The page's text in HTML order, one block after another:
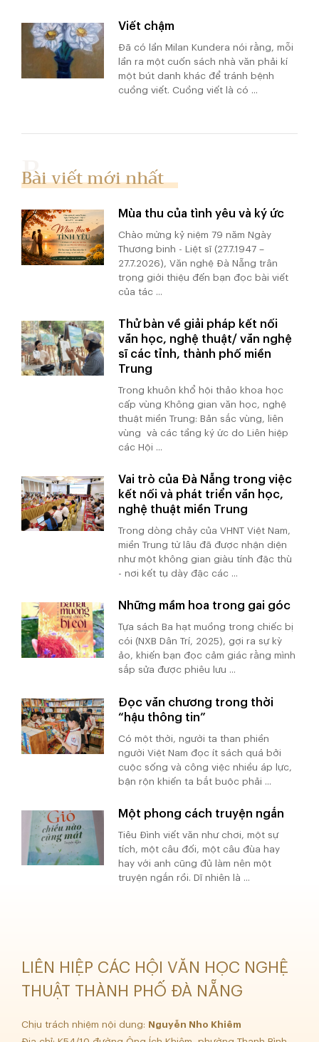
Viết chậm
Đã có lần Milan Kundera nói rằng, mỗi
lần ra một cuốn sách nhà văn phải kí
một bút danh khác để tránh bệnh
cuồng viết. Cuồng viết là có ...
Bài viết mới nhất
Mùa thu của tình yêu và ký ức
Chào mừng kỷ niệm 79 năm Ngày
Thương binh - Liệt sĩ (27.7.1947 –
27.7.2026), Văn nghệ Đà Nẵng trân
trọng giới thiệu đến bạn đọc bài viết
của tác ...
Thử bàn về giải pháp kết nối
văn học, nghệ thuật/ văn nghệ
sĩ các tỉnh, thành phố miền
Trung
Trong khuôn khổ hội thảo khoa học
cấp vùng Không gian văn học, nghệ
thuật miền Trung: Bản sắc vùng, liên
vùng và các tầng ký ức do Liên hiệp
các Hội ...
Vai trò của Đà Nẵng trong việc
kết nối và phát triển văn học,
nghệ thuật miền Trung
Trong dòng chảy của VHNT Việt Nam,
miền Trung từ lâu đã được nhận diện
như một không gian giàu tính đặc thù
- nơi kết tụ dày đặc các ...
Những mầm hoa trong gai góc
Tựa sách Ba hạt muồng trong chiếc bị
cói (NXB Dân Trí, 2025), gợi ra sự kỳ
ảo, khiến bạn đọc cảm giác rằng mình
sắp sửa được phiêu lưu ...
Đọc văn chương trong thời
“hậu thông tin”
Có một thời, người ta than phiền
người Việt Nam đọc ít sách quá bởi
cuộc sống và công việc nhiều áp lực,
bận rộn khiến ta bắt buộc phải ...
Một phong cách truyện ngắn
Tiêu Đình viết văn như chơi, một sự
tích, một câu đối, một câu đùa hay
hay với anh cũng đủ làm nên một
truyện ngắn rồi. Dĩ nhiên là ...
LIÊN HIỆP CÁC HỘI VĂN HỌC NGHỆ
THUẬT THÀNH PHỐ ĐÀ NẴNG
Chịu trách nhiệm nội dung: Nguyễn Nho Khiêm